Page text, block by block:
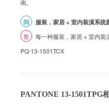
南。
问 服装，家居 + 室内装潢系统
答
每一种服装，家居 + 室内
PQ-13-1501TCX
PANTONE 13-1501TPG